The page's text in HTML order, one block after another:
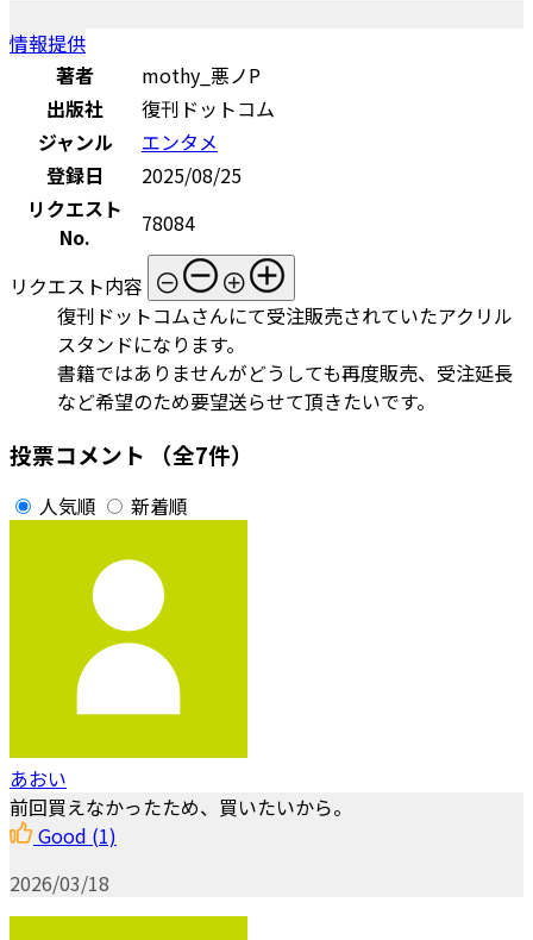
情報提供
著者
mothy_悪ノP
出版社
復刊ドットコム
ジャンル
エンタメ
登録日
2025/08/25
リクエスト
No.
78084
リクエスト内容
復刊ドットコムさんにて受注販売されていたアクリル
スタンドになります。
書籍ではありませんがどうしても再度販売、受注延長
など希望のため要望送らせて頂きたいです。
投票コメント （全7件）
人気順 新着順
あおい
前回買えなかったため、買いたいから。
Good (1)
2026/03/18